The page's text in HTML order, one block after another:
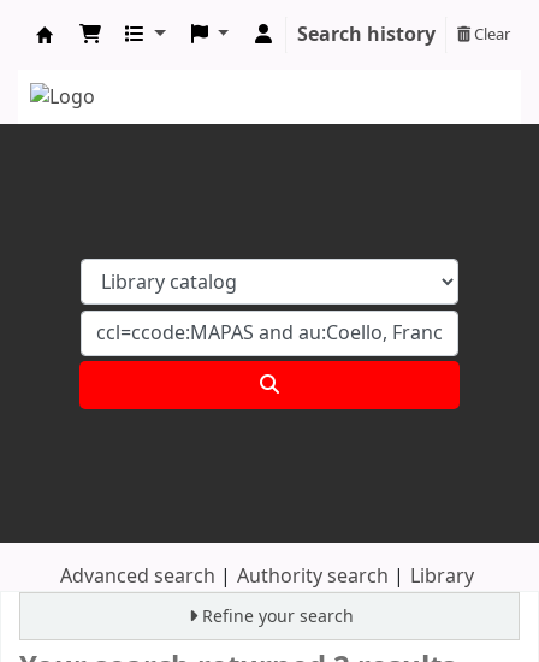
Search history Clear
Advanced search Authority search Library
Refine your search